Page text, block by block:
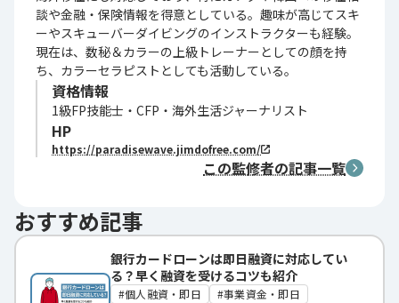
談や金融・保険情報を得意としている。趣味が高じてスキ
ーやスキューバーダイビングのインストラクターも経験。
現在は、数秘＆カラーの上級トレーナーとしての顔を持
ち、カラーセラピストとしても活動している。
資格情報
1級FP技能士・CFP・海外生活ジャーナリスト
HP
https://paradisewave.jimdofree.com/
この監修者の記事一覧
おすすめ記事
銀行カードローンは即日融資に対応してい
る？早く融資を受けるコツも紹介
個人融資・即日
事業資金・即日